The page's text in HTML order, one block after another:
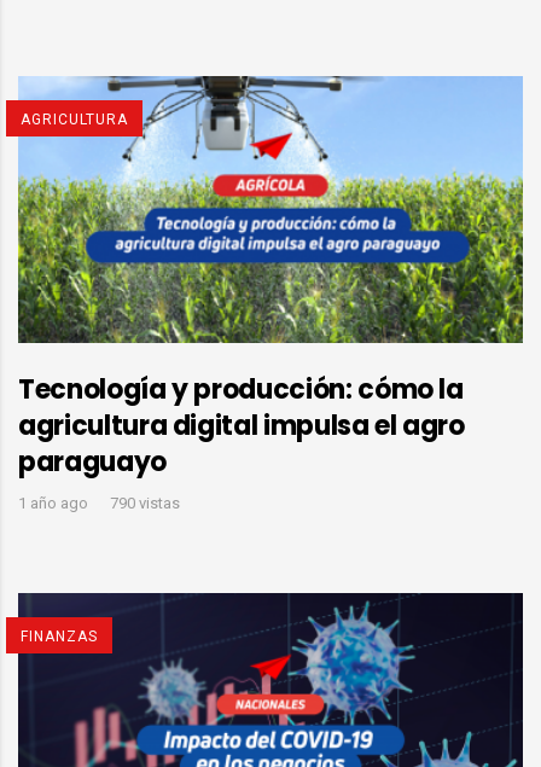
AGRICULTURA
Tecnología y producción: cómo la
agricultura digital impulsa el agro
paraguayo
1 año ago 790 vistas
FINANZAS